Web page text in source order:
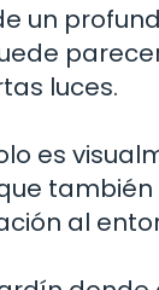
un
luces.
es
al